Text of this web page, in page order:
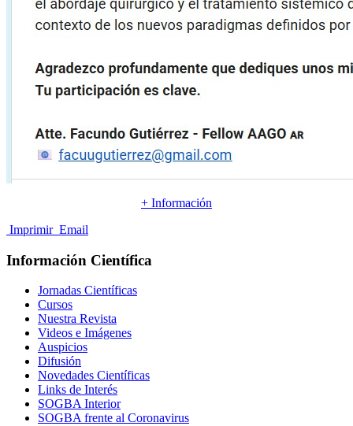
+ Información
Imprimir Email
Información Científica
Jornadas Científicas
Cursos
Nuestra Revista
Videos e Imágenes
Auspicios
Difusión
Novedades Científicas
Links de Interés
SOGBA Interior
SOGBA frente al Coronavirus